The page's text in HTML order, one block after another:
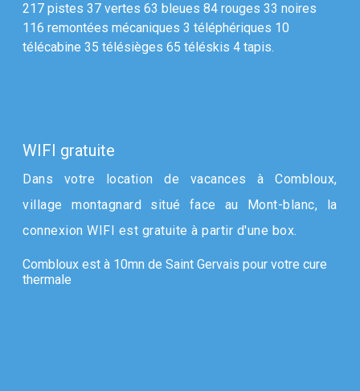
217 pistes 37 vertes 63 bleues 84 rouges 33 noires
116 remontées mécaniques 3 téléphériques 10
télécabine 35 télésièges 65 téléskis 4 tapis.
WIFI gratuite
Dans votre location de vacances à Combloux,
village montagnard situé face au Mont-blanc, la
connexion WIFI est gratuite à partir d'une box.
Combloux est à 10mn de Saint Gervais pour votre cure
thermale